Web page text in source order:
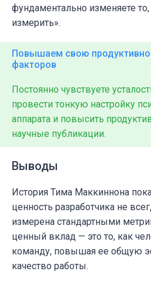
фундаментально изменяете
измерить».
Повышаем свою
факторов
Постоянно чувствуете
провести тонкую настройку
аппарата и повысить
научные публикации.
Выводы
История Тима Маккиннона
ценность разработчика не
измерена стандартными
ценный вклад — это то, как
команду, повышая ее общую
качество работы.